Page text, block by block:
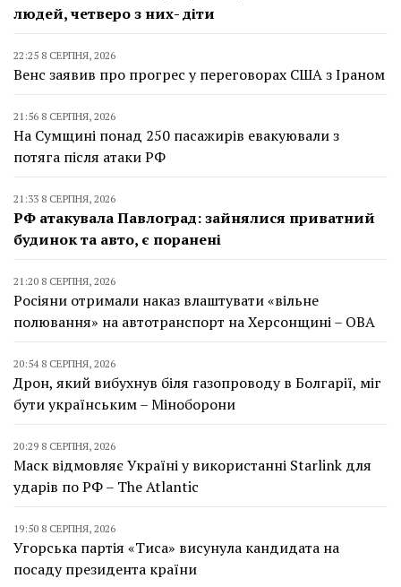
людей, четверо з них- діти
22:25 8 СЕРПНЯ, 2026
Венс заявив про прогрес у переговорах США з Іраном
21:56 8 СЕРПНЯ, 2026
На Сумщині понад 250 пасажирів евакуювали з
потяга після атаки РФ
21:33 8 СЕРПНЯ, 2026
РФ атакувала Павлоград: зайнялися приватний
будинок та авто, є поранені
21:20 8 СЕРПНЯ, 2026
Росіяни отримали наказ влаштувати «вільне
полювання» на автотранспорт на Херсонщині – ОВА
20:54 8 СЕРПНЯ, 2026
Дрон, який вибухнув біля газопроводу в Болгарії, міг
бути українським – Міноборони
20:29 8 СЕРПНЯ, 2026
Маск відмовляє Україні у використанні Starlink для
ударів по РФ – The Atlantic
19:50 8 СЕРПНЯ, 2026
Угорська партія «Тиса» висунула кандидата на
посаду президента країни